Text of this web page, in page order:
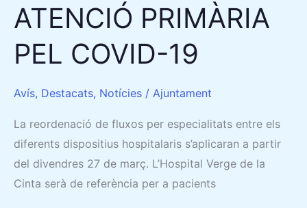
ATENCIÓ PRIMÀRIA
PEL COVID-19
Avís, Destacats, Notícies / Ajuntament
La reordenació de fluxos per especialitats entre els
diferents dispositius hospitalaris s’aplicaran a partir
del divendres 27 de març. L’Hospital Verge de la
Cinta serà de referència per a pacients